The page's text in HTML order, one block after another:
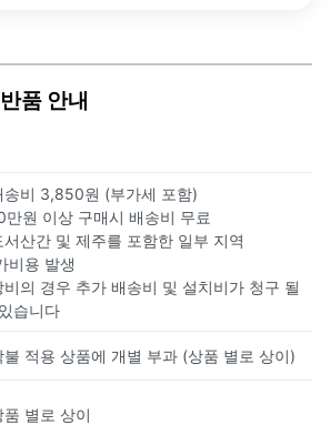
품 안내
송비 3,850원 (부가세 포함)
만원 이상 구매시 배송비 무료
서산간 및 제주를 포함한 일부 지역
비용 발생
비의 경우 추가 배송비 및 설치비가 청구 될
습니다
불 적용 상품에 개별 부과 (상품 별로 상이)
품 별로 상이